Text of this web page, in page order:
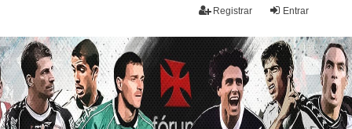
Entrar
Registrar